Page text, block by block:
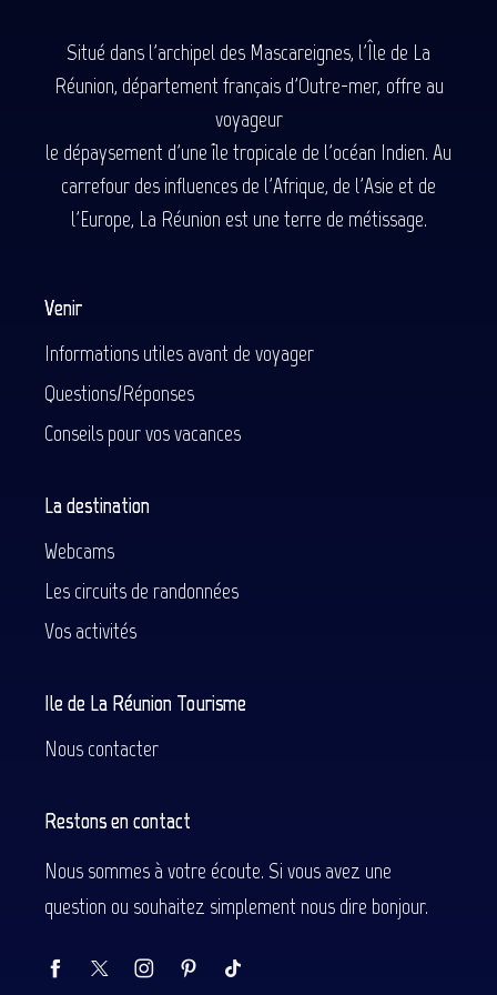
Situé dans l'archipel des Mascareignes, l'Île de La
Réunion, département français d'Outre-mer, offre au
voyageur
le dépaysement d'une île tropicale de l'océan Indien. Au
carrefour des influences de l'Afrique, de l'Asie et de
l'Europe, La Réunion est une terre de métissage.
Venir
Informations utiles avant de voyager
Questions/Réponses
Conseils pour vos vacances
La destination
Webcams
Les circuits de randonnées
Vos activités
Ile de La Réunion Tourisme
Nous contacter
Restons en contact
Nous sommes à votre écoute. Si vous avez une
question ou souhaitez simplement nous dire bonjour.